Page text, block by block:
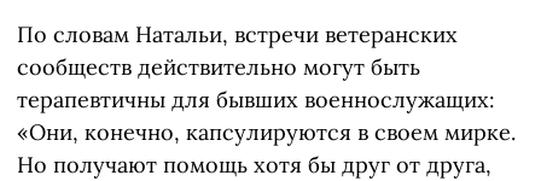
По словам Натальи, встречи ветеранских
сообществ действительно могут быть
терапевтичны для бывших военнослужащих:
«Они, конечно, капсулируются в своем мирке.
Но получают помощь хотя бы друг от друга,